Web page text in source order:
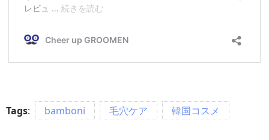
Tags: bamboni 毛穴ケア 韓国コスメ